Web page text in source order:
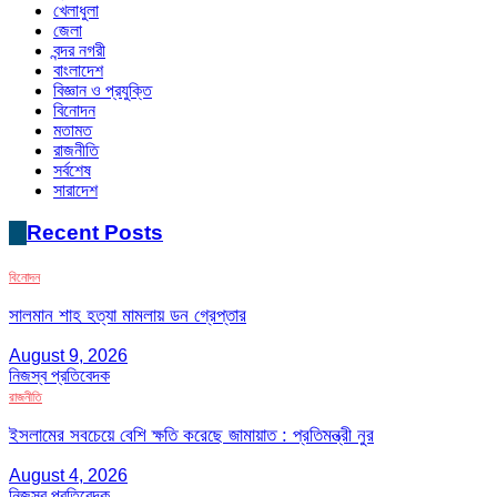
খেলাধুলা
জেলা
বন্দর নগরী
বাংলাদেশ
বিজ্ঞান ও প্রযুক্তি
বিনোদন
মতামত
রাজনীতি
সর্বশেষ
সারাদেশ
Recent Posts
বিনোদন
সালমান শাহ হত্যা মামলায় ডন গ্রেপ্তার
August 9, 2026
নিজস্ব প্রতিবেদক
রাজনীতি
ইসলামের সবচেয়ে বেশি ক্ষতি করেছে জামায়াত : প্রতিমন্ত্রী নুর
August 4, 2026